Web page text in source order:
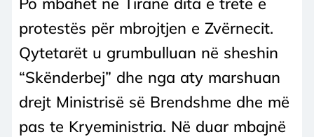
protestës për mbrojtjen e Zvërnecit.
Qytetarët u grumbulluan në sheshin
“Skënderbej” dhe nga aty marshuan
drejt Ministrisë së Brendshme dhe më
pas te Kryeministria. Në duar mbajnë